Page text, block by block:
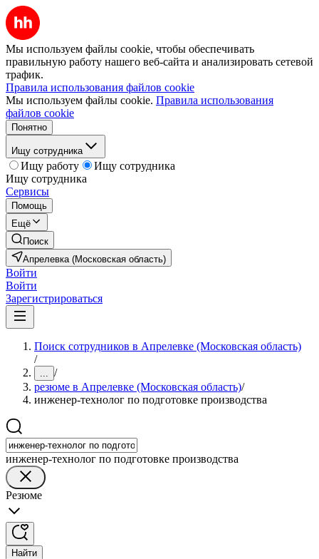
Мы используем файлы cookie, чтобы обеспечивать
правильную работу нашего веб-сайта и анализировать сетевой
трафик.
Правила использования файлов cookie
Мы используем файлы cookie. Правила использования
файлов cookie
Понятно
Ищу сотрудника
Ищу работу
Ищу сотрудника
Ищу сотрудника
Сервисы
Помощь
Ещё
Поиск
Апрелевка (Московская область)
Войти
Войти
Зарегистрироваться
Поиск сотрудников в Апрелевке (Московская область)
/
... /
резюме в Апрелевке (Московская область)/
инженер-технолог по подготовке производства
инженер-технолог по подготовке производства
Резюме
Найти